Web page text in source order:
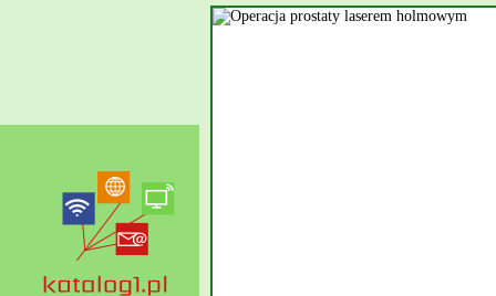
rzetelne układanie płytek
Rzeszów i dbamy o to,
gdy Twoja przestrzeń
przywracając ponownie